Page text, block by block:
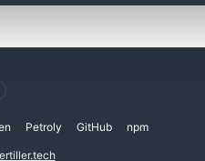
Petroly GitHub npm